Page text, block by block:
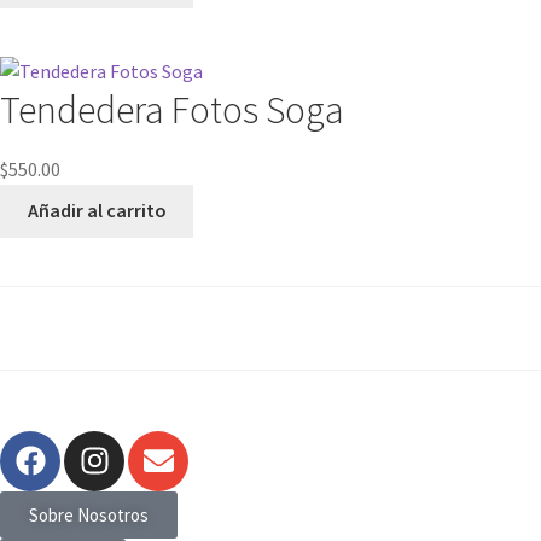
Tendedera Fotos Soga
$550.00
Añadir al carrito
Sobre Nosotros